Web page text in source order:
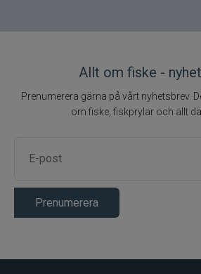
Allt om fiske -
Prenumerera gärna på vårt nyhetsbrev.
om fiske, fiskprylar och allt
Prenumerera